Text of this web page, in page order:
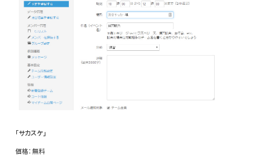
「サカスケ」
価格：無料